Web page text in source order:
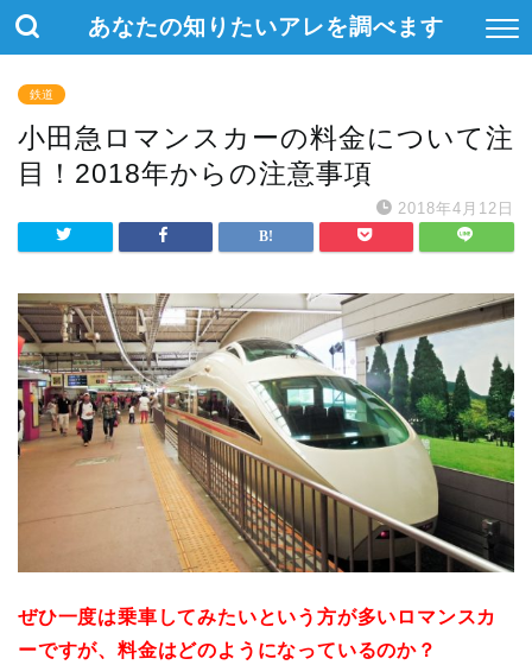
あなたの知りたいアレを調べます
鉄道
小田急ロマンスカーの料金について注
目！2018年からの注意事項
2018年4月12日
ぜひ一度は乗車してみたいという方が多いロマンスカ
ーですが、料金はどのようになっているのか？